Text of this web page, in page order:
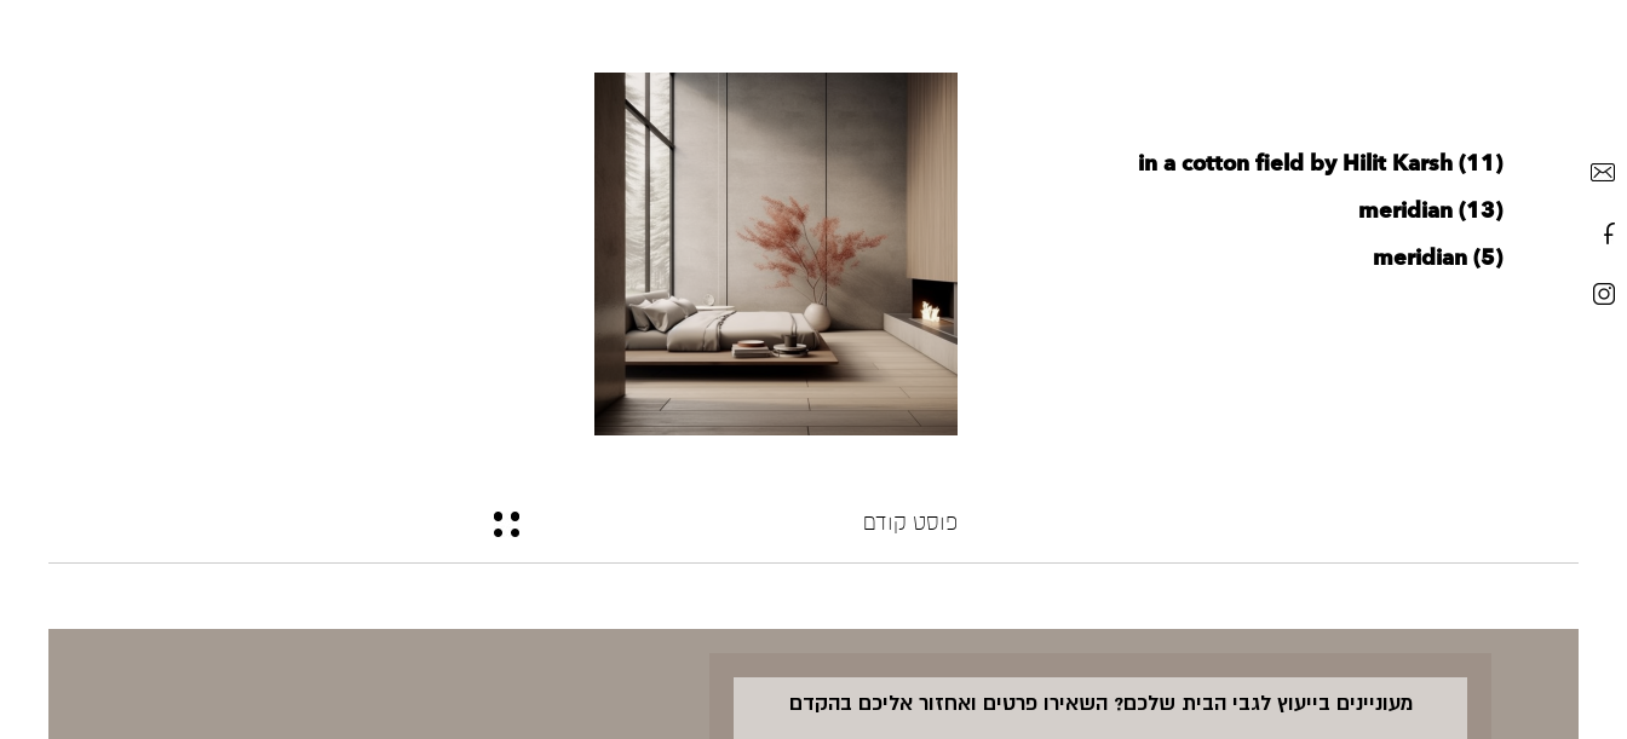
in a cotton field by Hilit Karsh (11)
meridian (13)
meridian (5)
פוסט קודם
מעוניינים בייעוץ לגבי הבית שלכם? השאירו פרטים ואחזור אליכם בהקדם